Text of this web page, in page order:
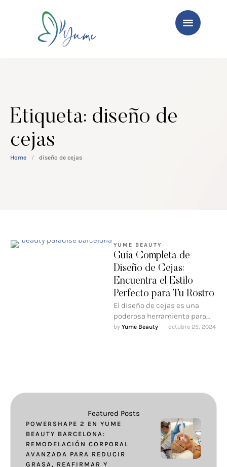
Etiqueta: diseño de
cejas
Home / diseño de cejas
YUME BEAUTY
Guía Completa de
Diseño de Cejas:
Encuentra el Estilo
Perfecto para Tu Rostro
El diseño de cejas es una
poderosa herramienta para
mejorar y equilibrar las
by Yume Beauty octubre 25, 2024
Featured Posts
POWERSHAPE 2 EN YUME
BEAUTY BARCELONA:
REMODELACIÓN CORPORAL
AVANZADA PARA REDUCIR
GRASA, REAFIRMAR Y